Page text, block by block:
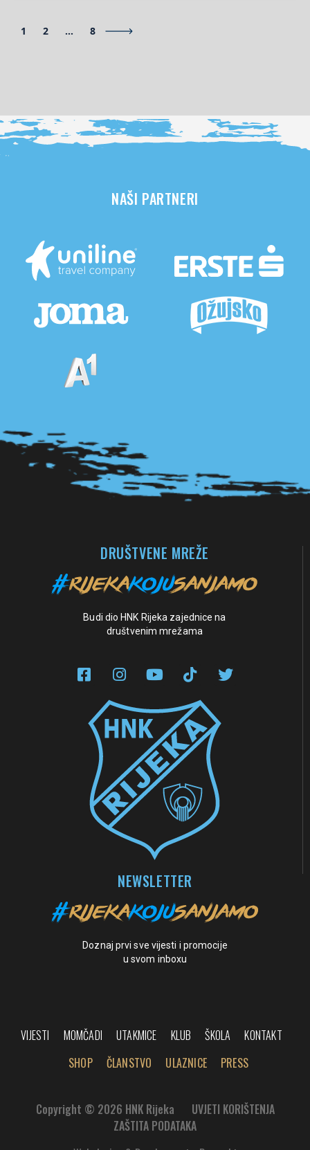
1 2 … 8
NAŠI PARTNERI
DRUŠTVENE MREŽE
Budi dio HNK Rijeka zajednice na
društvenim mrežama
NEWSLETTER
Doznaj prvi sve vijesti i promocije
u svom inboxu
VIJESTI MOMČADI UTAKMICE KLUB ŠKOLA
KONTAKT
SHOP
ČLANSTVO ULAZNICE PRESS
Copyright © 2026 HNK Rijeka
UVJETI KORIŠTENJA
ZAŠTITA PODATAKA